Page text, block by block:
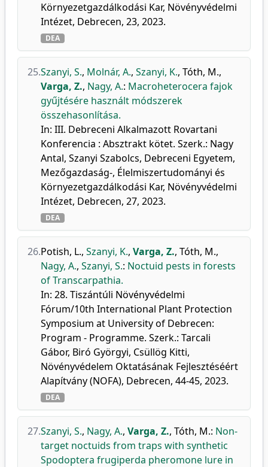
Környezetgazdálkodási Kar, Növényvédelmi
Intézet, Debrecen, 23, 2023.
DEA
25.Szanyi, S., Molnár, A., Szanyi, K., Tóth, M.,
Varga, Z., Nagy, A.: Macroheterocera fajok
gyűjtésére használt módszerek
összehasonlítása.
In: III. Debreceni Alkalmazott Rovartani
Konferencia : Absztrakt kötet. Szerk.: Nagy
Antal, Szanyi Szabolcs, Debreceni Egyetem,
Mezőgazdaság-, Élelmiszertudományi és
Környezetgazdálkodási Kar, Növényvédelmi
Intézet, Debrecen, 27, 2023.
DEA
26.Potish, L., Szanyi, K., Varga, Z., Tóth, M.,
Nagy, A., Szanyi, S.: Noctuid pests in forests
of Transcarpathia.
In: 28. Tiszántúli Növényvédelmi
Fórum/10th International Plant Protection
Symposium at University of Debrecen:
Program - Programme. Szerk.: Tarcali
Gábor, Biró Györgyi, Csüllög Kitti,
Növényvédelem Oktatásának Fejlesztéséért
Alapítvány (NOFA), Debrecen, 44-45, 2023.
DEA
27.Szanyi, S., Nagy, A., Varga, Z., Tóth, M.: Non-
target noctuids from traps with synthetic
Spodoptera frugiperda pheromone lure in